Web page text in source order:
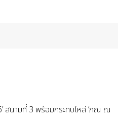
สนามที่ 3 พร้อมกระทบไหล่ ‘ภณ ณ